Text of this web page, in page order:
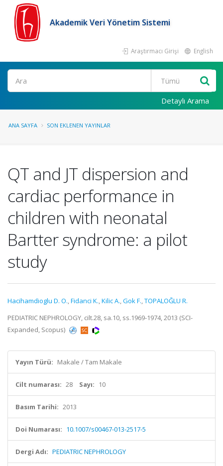
Akademik Veri Yönetim Sistemi
Araştırmacı Girişi English
Ara
Detaylı Arama
ANA SAYFA SON EKLENEN YAYINLAR
QT and JT dispersion and
cardiac performance in
children with neonatal
Bartter syndrome: a pilot
study
Hacihamdioglu D. O.,Fidanci K.,Kilic A.,Gok F.,TOPALOĞLU R.
PEDIATRIC NEPHROLOGY, cilt.28, sa.10, ss.1969-1974, 2013 (SCI-
Expanded, Scopus)
Yayın Türü: Makale / Tam Makale
Cilt numarası: 28 Sayı: 10
Basım Tarihi: 2013
Doi Numarası: 10.1007/s00467-013-2517-5
Dergi Adı: PEDIATRIC NEPHROLOGY